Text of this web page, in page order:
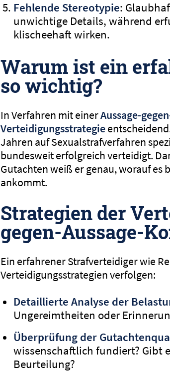
Fehlende Stereotypie:
unwichtige Details, während
klischeehaft wirken.
Warum ist ein
so wichtig?
In Verfahren mit einerAussage-
Verteidigungsstrategie
Jahren auf Sexualstrafverfahren
bundesweit erfolgreich verteidigt.
Gutachten weiß er genau, worauf es
ankommt.
Strategien der
gegen-Aussage-
Ein erfahrener Strafverteidiger wie
Verteidigungsstrategien verfolgen:
Detaillierte Analyse der
Ungereimtheiten oder
Überprüfung der
wissenschaftlich fundiert? Gibt
Beurteilung?